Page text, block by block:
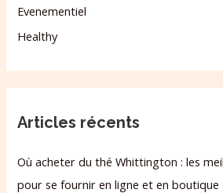
Evenementiel
Healthy
Articles récents
Où acheter du thé Whittington : les
pour se fournir en ligne et en boutique